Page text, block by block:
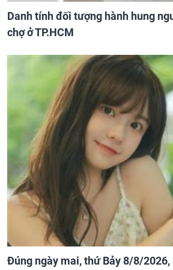
Danh tính đối tượng hành hung
chợ ở TP.HCM
Đúng ngày mai, thứ Bảy 8/8/